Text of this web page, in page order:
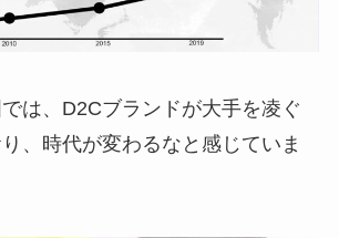
は、D2Cブランドが大手を凌ぐ
、時代が変わるなと感じていま